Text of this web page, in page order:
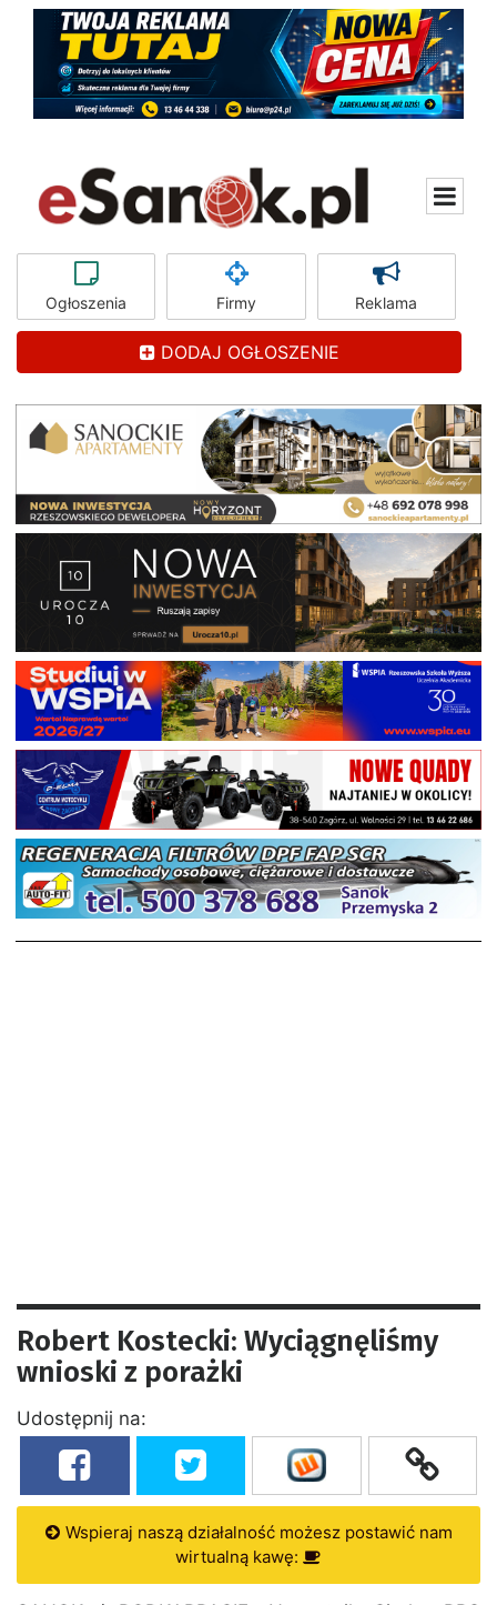
Ogłoszenia Firmy Reklama
DODAJ OGŁOSZENIE
Robert Kostecki: Wyciągnęliśmy
wnioski z porażki
Udostępnij na:
Wspieraj naszą działalność możesz postawić nam
wirtualną kawę: